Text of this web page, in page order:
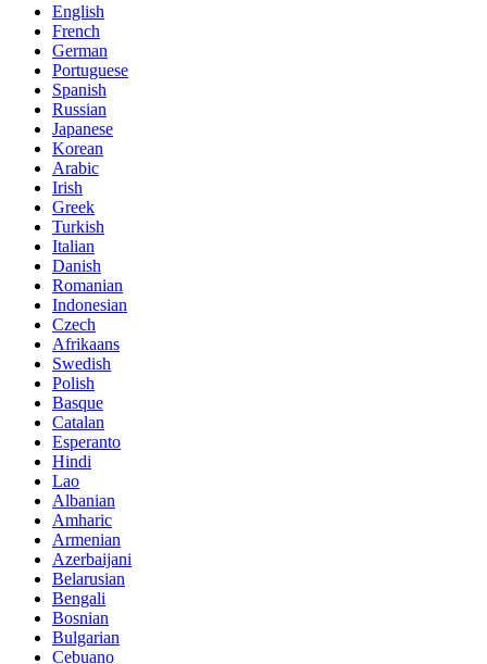
English
French
German
Portuguese
Spanish
Russian
Japanese
Korean
Arabic
Irish
Greek
Turkish
Italian
Danish
Romanian
Indonesian
Czech
Afrikaans
Swedish
Polish
Basque
Catalan
Esperanto
Hindi
Lao
Albanian
Amharic
Armenian
Azerbaijani
Belarusian
Bengali
Bosnian
Bulgarian
Cebuano